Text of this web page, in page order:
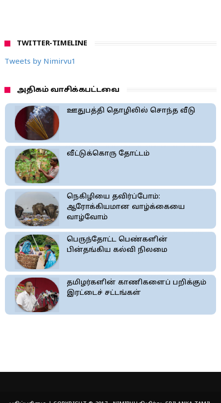
TWITTER-TIMELINE
Tweets by Nimirvu1
அதிகம் வாசிக்கபட்டவை
ஊதுபத்தி தொழிலில் சொந்த வீடு
வீட்டுக்கொரு தோட்டம்
நெகிழியை தவிர்ப்போம்:
ஆரோக்கியமான வாழ்க்கையை
வாழ்வோம்
பெருந்தோட்ட பெண்களின்
பின்தங்கிய கல்வி நிலமை
தமிழர்களின் காணிகளைப் பறிக்கும்
இரட்டைச் சட்டங்கள்